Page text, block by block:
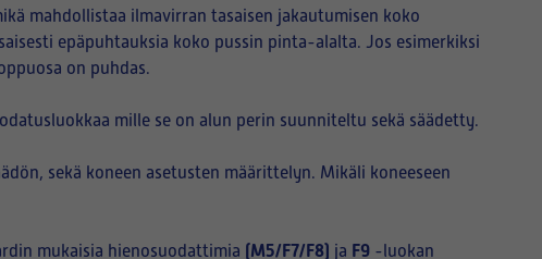
mahdollistaa ilmavirran tasaisen jakautumisen koko
epäpuhtauksia koko pussin pinta-alalta. Jos esimerkiksi
on puhdas.
mille se on alun perin suunniteltu sekä säädetty.
sekä koneen asetusten määrittelyn. Mikäli koneeseen
mukaisia hienosuodattimia (M5/F7/F8) ja F9 -luokan